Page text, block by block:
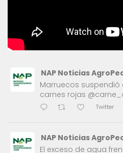
NAP Noticias
Marruecos suspendió
carnes rojas
Twitter
NAP Noticias
El exceso de agua